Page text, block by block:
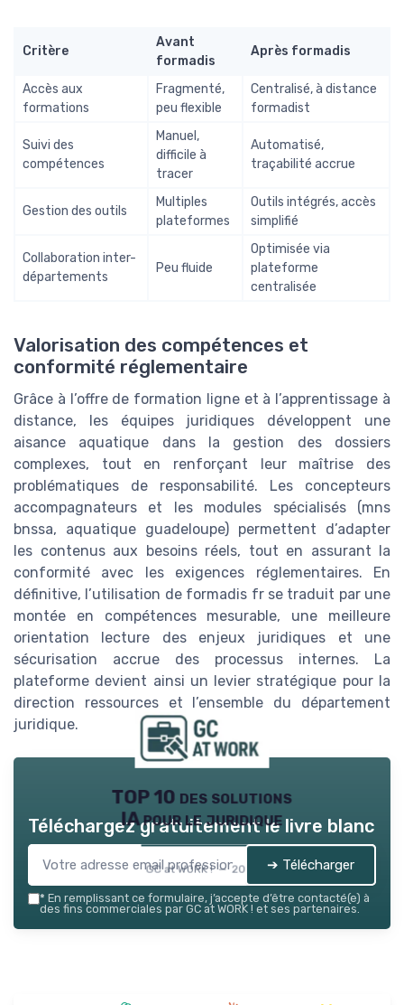
Critère
Avant
formadis
Après formadis
Accès aux
formations
Fragmenté,
peu flexible
Centralisé, à distance
formadist
Suivi des
compétences
Manuel,
difficile à
tracer
Automatisé,
traçabilité accrue
Gestion des outils
Multiples
plateformes
Outils intégrés, accès
simplifié
Collaboration inter-
départements
Peu fluide
Optimisée via
plateforme
centralisée
Valorisation des compétences et
conformité réglementaire
Grâce à l’offre de formation ligne et à l’apprentissage à
distance, les équipes juridiques développent une
aisance aquatique dans la gestion des dossiers
complexes, tout en renforçant leur maîtrise des
problématiques de responsabilité. Les concepteurs
accompagnateurs et les modules spécialisés (mns
bnssa, aquatique guadeloupe) permettent d’adapter
les contenus aux besoins réels, tout en assurant la
conformité avec les exigences réglementaires. En
définitive, l’utilisation de formadis fr se traduit par une
montée en compétences mesurable, une meilleure
orientation lecture des enjeux juridiques et une
sécurisation accrue des processus internes. La
plateforme devient ainsi un levier stratégique pour la
direction ressources et l’ensemble du département
juridique.
TOP 10 des solutions
IA pour le juridique
GC at WORK ! — 2026
Téléchargez gratuitement le livre blanc
➔ Télécharger
* En remplissant ce formulaire, j’accepte d’être contacté(e) à
des fins commerciales par GC at WORK ! et ses partenaires.